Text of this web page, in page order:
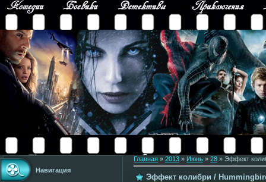
Навигация
Главная » 2013 » Июнь » 28 » Эффект
Эффект колибри /